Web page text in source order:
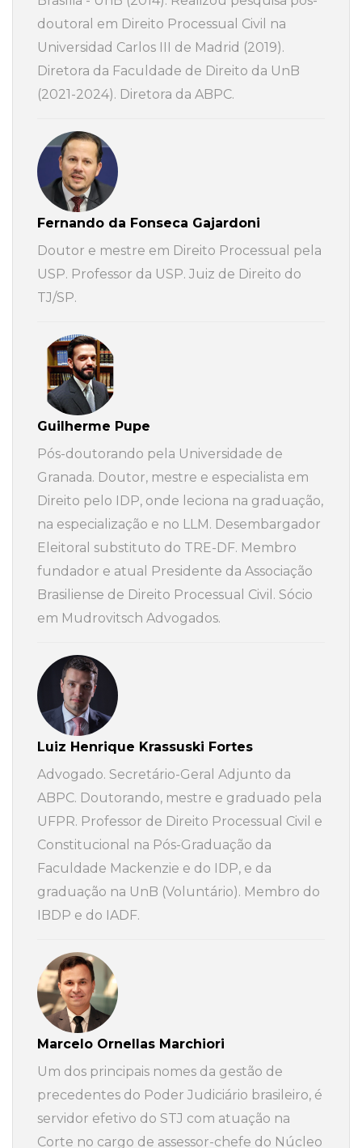
doutoral em Direito Processual Civil na
Universidad Carlos III de Madrid (2019).
Diretora da Faculdade de Direito da UnB
(2021-2024). Diretora da ABPC.
Fernando da Fonseca Gajardoni
Doutor e mestre em Direito Processual pela
USP. Professor da USP. Juiz de Direito do
TJ/SP.
Guilherme Pupe
Pós-doutorando pela Universidade de
Granada. Doutor, mestre e especialista em
Direito pelo IDP, onde leciona na graduação,
na especialização e no LLM. Desembargador
Eleitoral substituto do TRE-DF. Membro
fundador e atual Presidente da Associação
Brasiliense de Direito Processual Civil. Sócio
em Mudrovitsch Advogados.
Luiz Henrique Krassuski Fortes
Advogado. Secretário-Geral Adjunto da
ABPC. Doutorando, mestre e graduado pela
UFPR. Professor de Direito Processual Civil e
Constitucional na Pós-Graduação da
Faculdade Mackenzie e do IDP, e da
graduação na UnB (Voluntário). Membro do
IBDP e do IADF.
Marcelo Ornellas Marchiori
Um dos principais nomes da gestão de
precedentes do Poder Judiciário brasileiro, é
servidor efetivo do STJ com atuação na
Corte no cargo de assessor-chefe do Núcleo